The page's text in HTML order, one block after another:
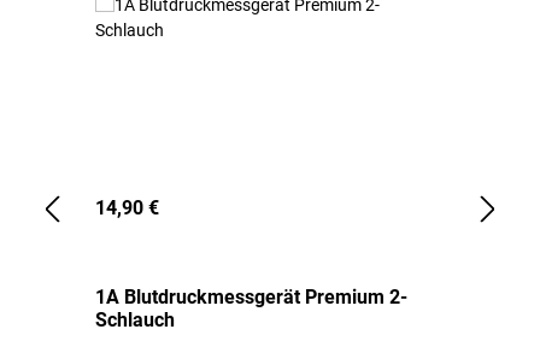
14,90 €
1A Blutdruckmessgerät Premium 2-
Schlauch